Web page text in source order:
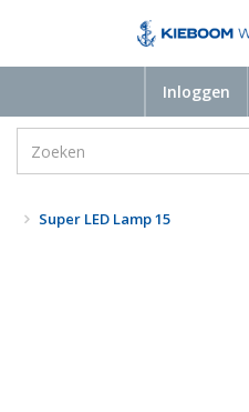
Inloggen
Super LED Lamp 15